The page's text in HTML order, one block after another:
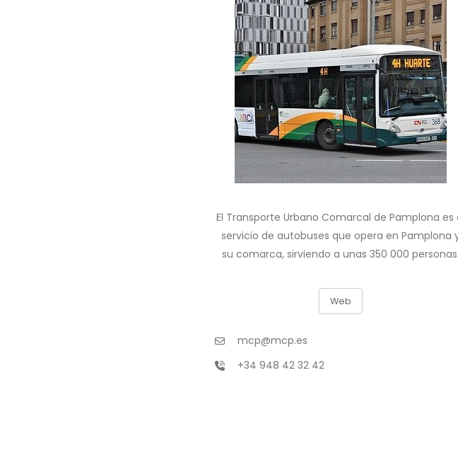
El Transporte Urbano Comarcal de Pamplona es
servicio de autobuses que opera en Pamplona
su comarca, sirviendo a unas 350 000 personas.
Web
mcp@mcp.es
+34 948 42 32 42